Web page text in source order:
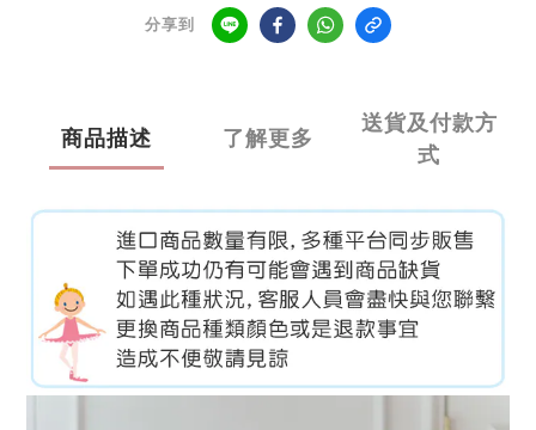
分享到
商品描述 了解更多
送貨及付款方
式